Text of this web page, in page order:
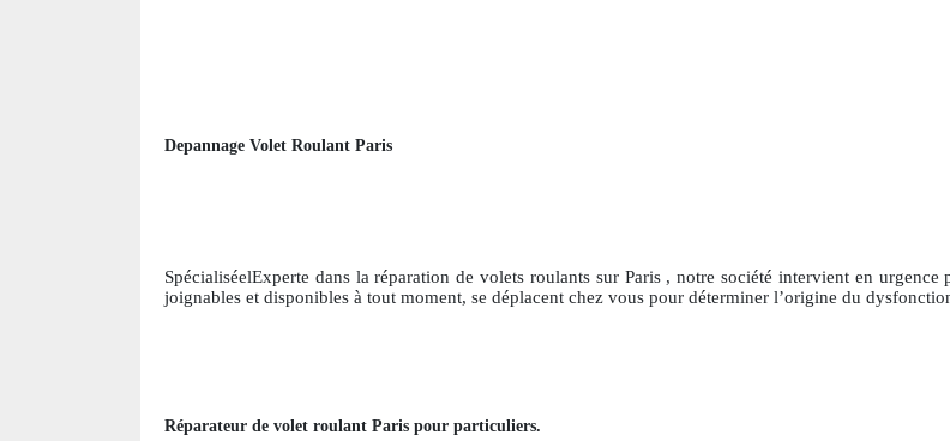
Depannage Volet Roulant Paris
SpécialiséelExperte dans la réparation de volets roulantssur Paris , notre société intervient en
joignables et disponibles à tout moment, se déplacent chez vous pour déterminer l’origine du
Réparateur de volet roulant Paris pour particuliers.